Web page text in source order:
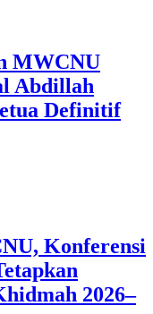
MWCNU
Abdillah
Definitif
Konferensi
2026–